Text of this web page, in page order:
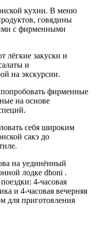
кухни. В меню
говядины
с фирменными
лёгкие закуски и
и
на экскурсии.
фирменные
на основе
себя широким
сакэ до
на уединённый
лодке dhoni .
4-часовая
и 4-часовая вечерняя
для приготовления